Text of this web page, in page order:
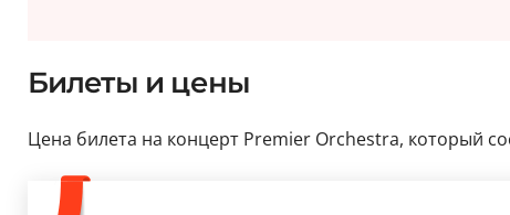
Билеты и цены
Цена билета на концерт Premier Orchestra, который